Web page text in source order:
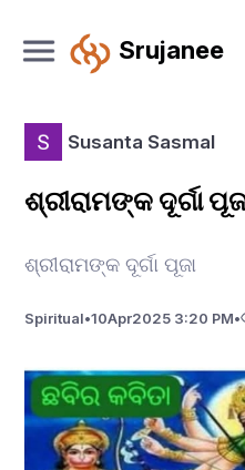
Srujanee
Susanta Sasmal
ଶ୍ରୀରାମଙ୍କ ଦୂର୍ଗା
ଶ୍ରୀରାମଙ୍କ ଦୂର୍ଗା ପୂଜା
Spiritual•10Apr2025 3:20 PM•